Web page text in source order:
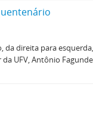
da direita para
UFV, Antônio